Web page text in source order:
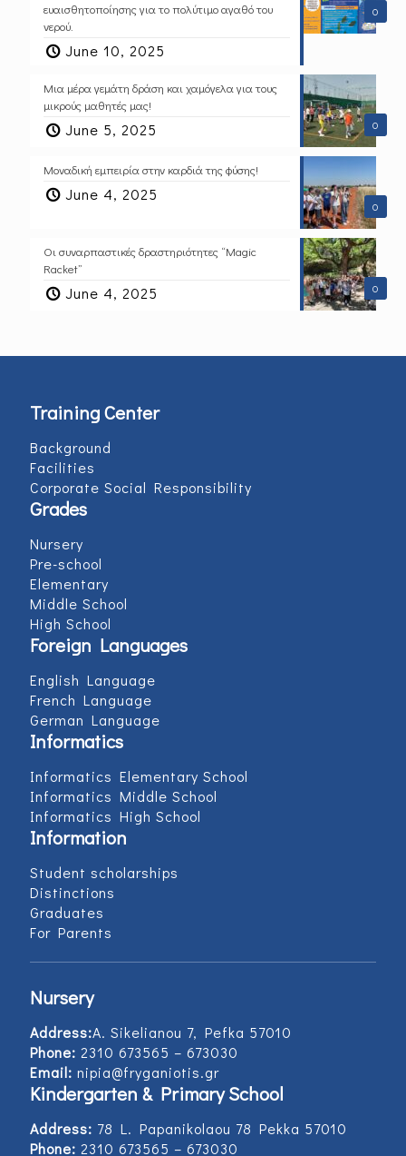
0
ευαισθητοποίησης για το πολύτιμο αγαθό του
νερού.
June 10, 2025
0
Μια μέρα γεμάτη δράση και χαμόγελα για τους
μικρούς μαθητές μας!
June 5, 2025
0
Μοναδική εμπειρία στην καρδιά της φύσης!
June 4, 2025
0
Οι συναρπαστικές δραστηριότητες “Magic
Racket”
June 4, 2025
Training Center
Background
Facilities
Corporate Social Responsibility
Grades
Nursery
Pre-school
Elementary
Middle School
High School
Foreign Languages
English Language
French Language
German Language
Informatics
Informatics Elementary School
Informatics Middle School
Informatics High School
Information
Student scholarships
Distinctions
Graduates
For Parents
Nursery
Address:Α. Sikelianou 7, Pefka 57010
Phone: 2310 673565 – 673030
Email: nipia@fryganiotis.gr
Kindergarten & Primary School
Address: 78 L. Papanikolaou 78 Pekka 57010
Phone: 2310 673565 – 673030